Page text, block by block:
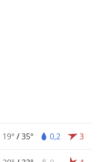
19° /35° 0,2 3